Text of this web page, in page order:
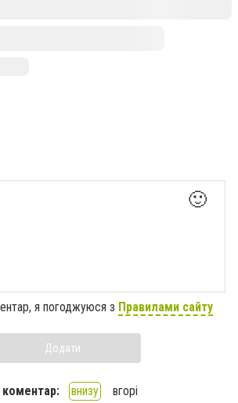
🙂
я погоджуюся з Правилами сайту
Додати
коментар: внизу вгорі